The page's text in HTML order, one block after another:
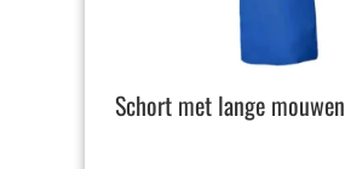
Schort met lange mouwen